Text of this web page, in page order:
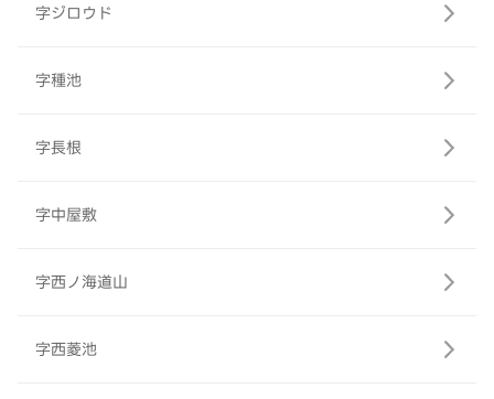
字ジロウド
字種池
字長根
字中屋敷
字西ノ海道山
字西菱池